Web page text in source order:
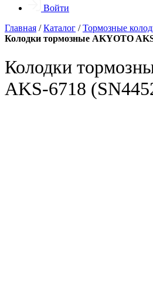
Войти
Главная /Каталог /Тормозные
Колодки тормозные AKYOTO
Колодки
AKS-6718